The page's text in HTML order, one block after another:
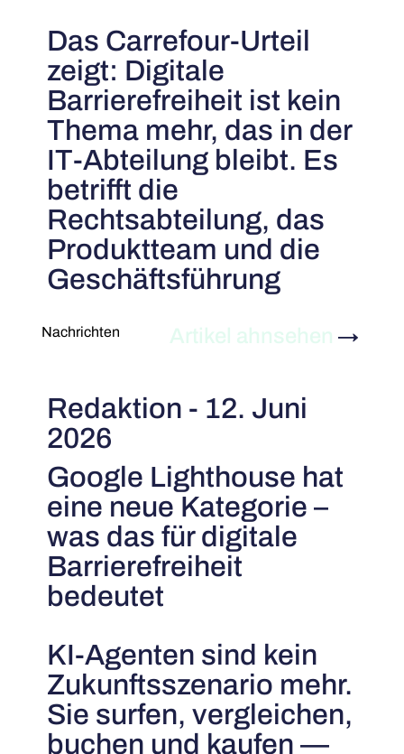
Das Carrefour-Urteil
zeigt: Digitale
Barrierefreiheit ist kein
Thema mehr, das in der
IT-Abteilung bleibt. Es
betrifft die
Rechtsabteilung, das
Produktteam und die
Geschäftsführung
Nachrichten Artikel ahnsehen →
Redaktion - 12. Juni
2026
Google Lighthouse hat
eine neue Kategorie –
was das für digitale
Barrierefreiheit
bedeutet
KI-Agenten sind kein
Zukunftsszenario mehr.
Sie surfen, vergleichen,
buchen und kaufen —